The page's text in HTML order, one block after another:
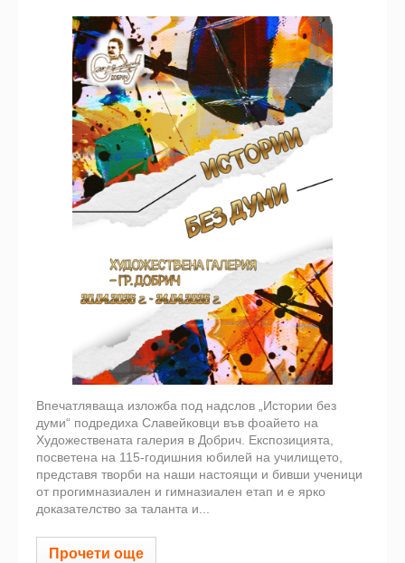
Впечатляваща изложба под надслов „Истории без
думи“ подредиха Славейковци във фоайето на
Художествената галерия в Добрич. Експозицията,
посветена на 115-годишния юбилей на училището,
представя творби на наши настоящи и бивши ученици
от прогимназиален и гимназиален етап и е ярко
доказателство за таланта и...
Прочети още